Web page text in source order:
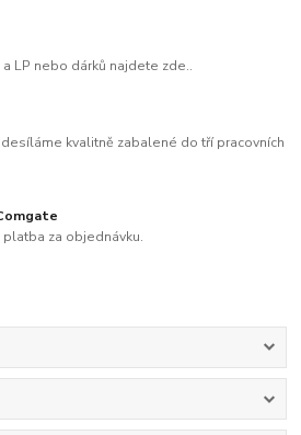
a LP nebo dárků najdete zde..
kvalitně zabalené do tří pracovních
za objednávku.